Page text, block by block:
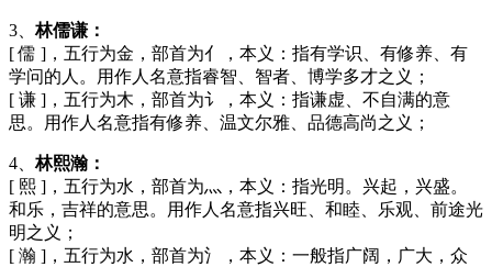
3、林儒谦：
[ 儒 ]，五行为金，部首为亻，本义：指有学识、有修养、有
学问的人。用作人名意指睿智、智者、博学多才之义；
[ 谦 ]，五行为木，部首为讠，本义：指谦虚、不自满的意
思。用作人名意指有修养、温文尔雅、品德高尚之义；
4、林熙瀚：
[ 熙 ]，五行为水，部首为灬，本义：指光明。兴起，兴盛。
和乐，吉祥的意思。用作人名意指兴旺、和睦、乐观、前途光
明之义；
[ 瀚 ]，五行为水，部首为氵，本义：一般指广阔，广大，众